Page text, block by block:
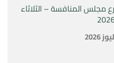
مجلس المنافسة – الثلاثاء